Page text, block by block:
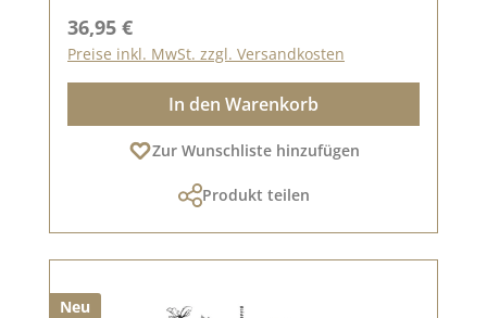
Regulärer Preis:
36,95 €
Preise inkl. MwSt. zzgl. Versandkosten
In den Warenkorb
Zur Wunschliste hinzufügen
Produkt teilen
Neu